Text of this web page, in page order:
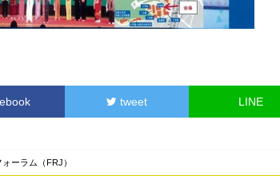
tweet LINE
ーラム（FRJ）